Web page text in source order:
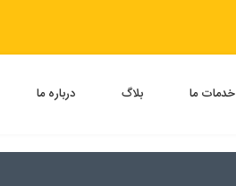
خدمات ما بلاگ درباره ما